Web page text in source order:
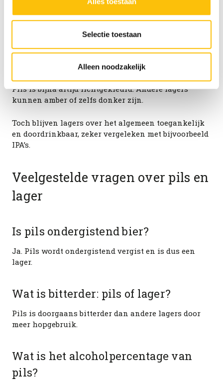
doelen. Je kunt je keuze achteraf altijd aanpassen of
intrekken via hetcookiebeleid(onderaan de website
Selectie toestaan
Alleen noodzakelijk
Bitterheid (IBU)
bijvoorbeeld Helles of Vienna lager.
Pils is bijna altijd lichtgekleurd. Andere lagers
kunnen amber of zelfs donker zijn.
Toch blijven lagers over het algemeen toegankelijk
en doordrinkbaar, zeker vergeleken met bijvoorbeeld
IPA’s.
Veelgestelde vragen over pils en
lager
Is pils ondergistend bier?
Ja. Pils wordt ondergistend vergist en is dus een
lager.
Wat is bitterder: pils of lager?
Pils is doorgaans bitterder dan andere lagers door
meer hopgebruik.
Wat is het alcoholpercentage van
pils?